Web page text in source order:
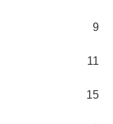
9
11
15